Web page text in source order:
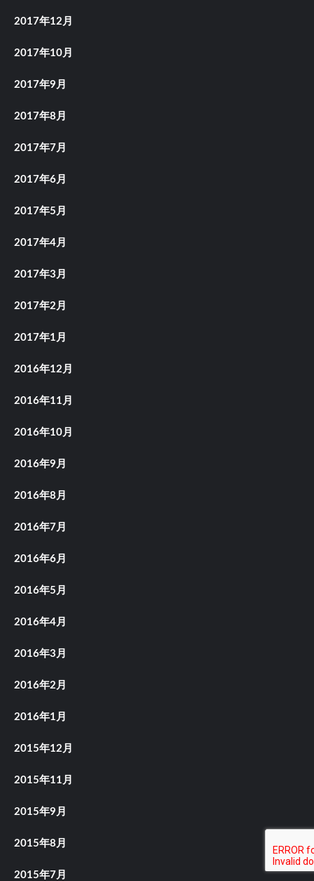
2017年12月
2017年10月
2017年9月
2017年8月
2017年7月
2017年6月
2017年5月
2017年4月
2017年3月
2017年2月
2017年1月
2016年12月
2016年11月
2016年10月
2016年9月
2016年8月
2016年7月
2016年6月
2016年5月
2016年4月
2016年3月
2016年2月
2016年1月
2015年12月
2015年11月
2015年9月
2015年8月
2015年7月